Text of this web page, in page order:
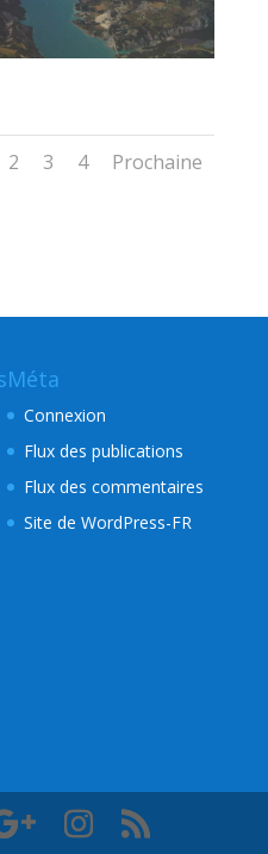
2 3 4 Prochaine
Méta
Connexion
Flux des publications
Flux des commentaires
Site de WordPress-FR